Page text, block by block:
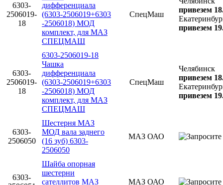
6303-
2506019-
18
дифференциала
(6303-2506019+6303
-2506018) МОД
комплект, для МАЗ
СПЕЦМАШ
СпецМаш
привезем
привезем
6303-
2506019-
18
6303-2506019-18
Чашка
дифференциала
(6303-2506019+6303
-2506018) МОД
комплект, для МАЗ
СПЕЦМАШ
СпецМаш
Челябинск
привезем
привезем
6303-
2506050
Шестерня МАЗ
МОД вала заднего
(16 зуб) 6303-
2506050
МАЗ ОАО
6303-
Шайба опорная
шестерни
сателлитов МАЗ
МАЗ ОАО